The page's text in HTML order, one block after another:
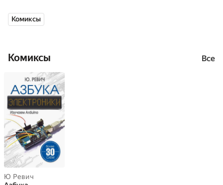
Комиксы
Комиксы Все
Ю Ревич